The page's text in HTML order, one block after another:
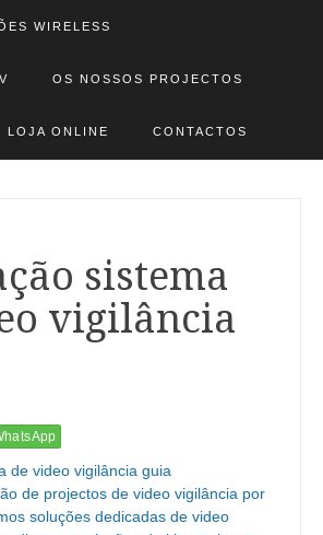
WIRELESS
OS NOSSOS PROJECTOS
LOJA ONLINE CONTACTOS
sistema
vigilância
de video vigilância guia
de projectos de video vigilância por
soluções dedicadas de video